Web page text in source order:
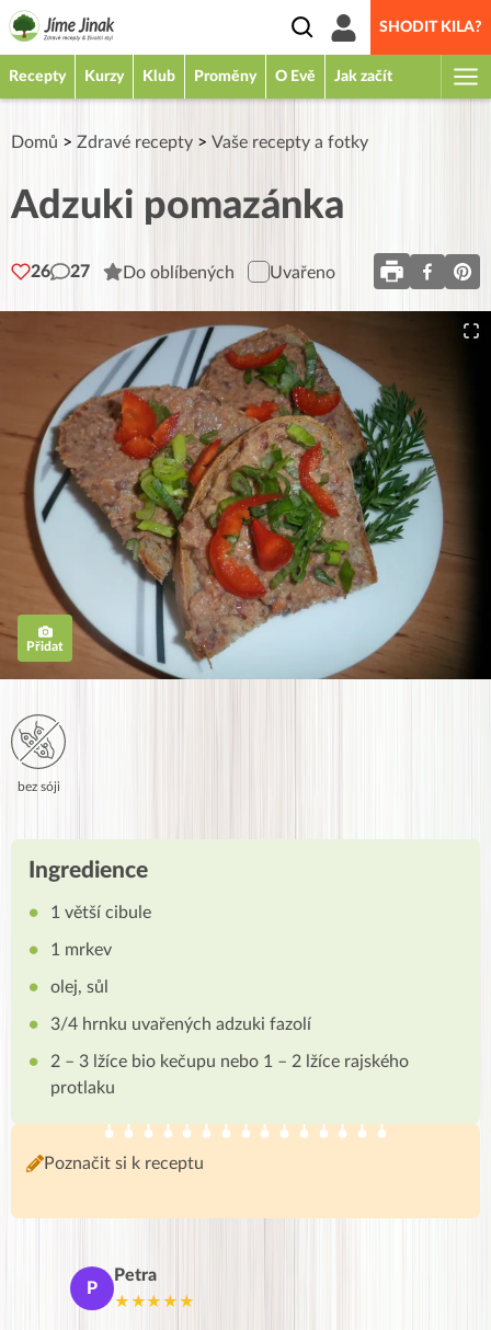
SHODIT KILA?
Recepty Kurzy Klub Proměny O Evě Jak začít
Domů > Zdravé recepty > Vaše recepty a fotky
Adzuki pomazánka
26 27 Do oblíbených Uvařeno
Přidat
bez sóji
Ingredience
1 větší cibule
1 mrkev
olej, sůl
3/4 hrnku uvařených adzuki fazolí
2 – 3 lžíce bio kečupu nebo 1 – 2 lžíce rajského
protlaku
Poznačit si k receptu
P
Petra
★★★★★